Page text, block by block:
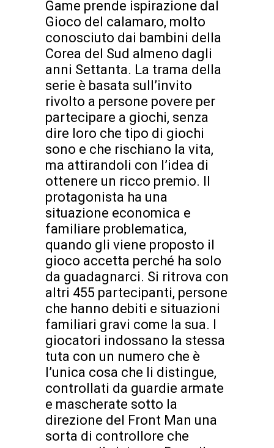
Game prende ispirazione dal
Gioco del calamaro, molto
conosciuto dai bambini della
Corea del Sud almeno dagli
anni Settanta. La trama della
serie è basata sull’invito
rivolto a persone povere per
partecipare a giochi, senza
dire loro che tipo di giochi
sono e che rischiano la vita,
ma attirandoli con l’idea di
ottenere un ricco premio. Il
protagonista ha una
situazione economica e
familiare problematica,
quando gli viene proposto il
gioco accetta perché ha solo
da guadagnarci. Si ritrova con
altri 455 partecipanti, persone
che hanno debiti e situazioni
familiari gravi come la sua. I
giocatori indossano la stessa
tuta con un numero che è
l’unica cosa che li distingue,
controllati da guardie armate
e mascherate sotto la
direzione del Front Man una
sorta di controllore che